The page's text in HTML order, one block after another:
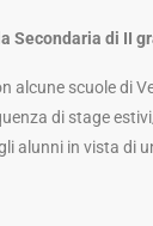
Secondaria di II
alcune scuole di
di stage
alunni in vista di